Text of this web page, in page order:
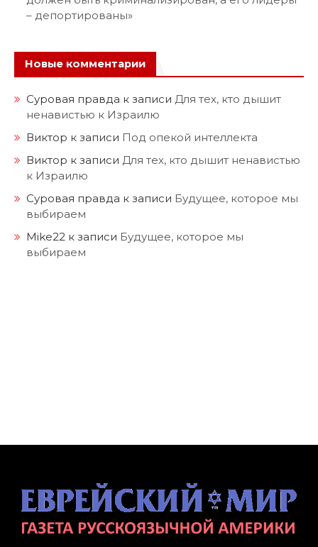
– депортированы»
Новые комментарии
Суровая правда к записи Для тех, кто дышит
ненавистью к Израилю
Виктор к записи Под опекой интеллекта
Виктор к записи Для тех, кто дышит ненавистью
к Израилю
Суровая правда к записи Будущее, которое мы
выбираем
Mike22 к записи Будущее, которое мы
выбираем